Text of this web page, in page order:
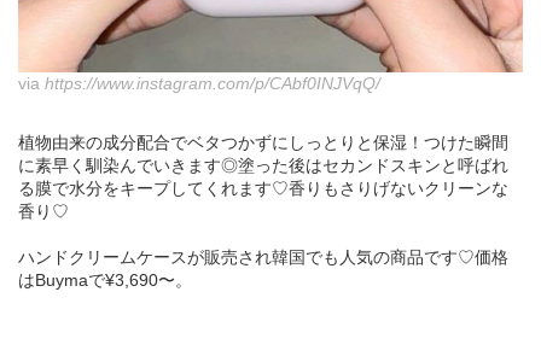
via https://www.instagram.com/p/CAbf0INJVqQ/
植物由来の成分配合でベタつかずにしっとりと保湿！つけた瞬間
に素早く馴染んでいきます◎塗った後はセカンドスキンと呼ばれ
る膜で水分をキープしてくれます♡香りもさりげないクリーンな
香り♡
ハンドクリームケースが販売され韓国でも人気の商品です♡価格
はBuymaで¥3,690〜。